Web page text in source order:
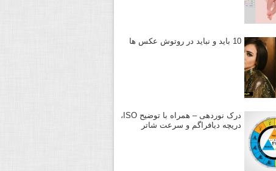
10 باید و نباید در روتوش عکس ها
درک نوردهی – همراه با توضیح ISO،
دریچه دیافراگم و سرعت شاتر